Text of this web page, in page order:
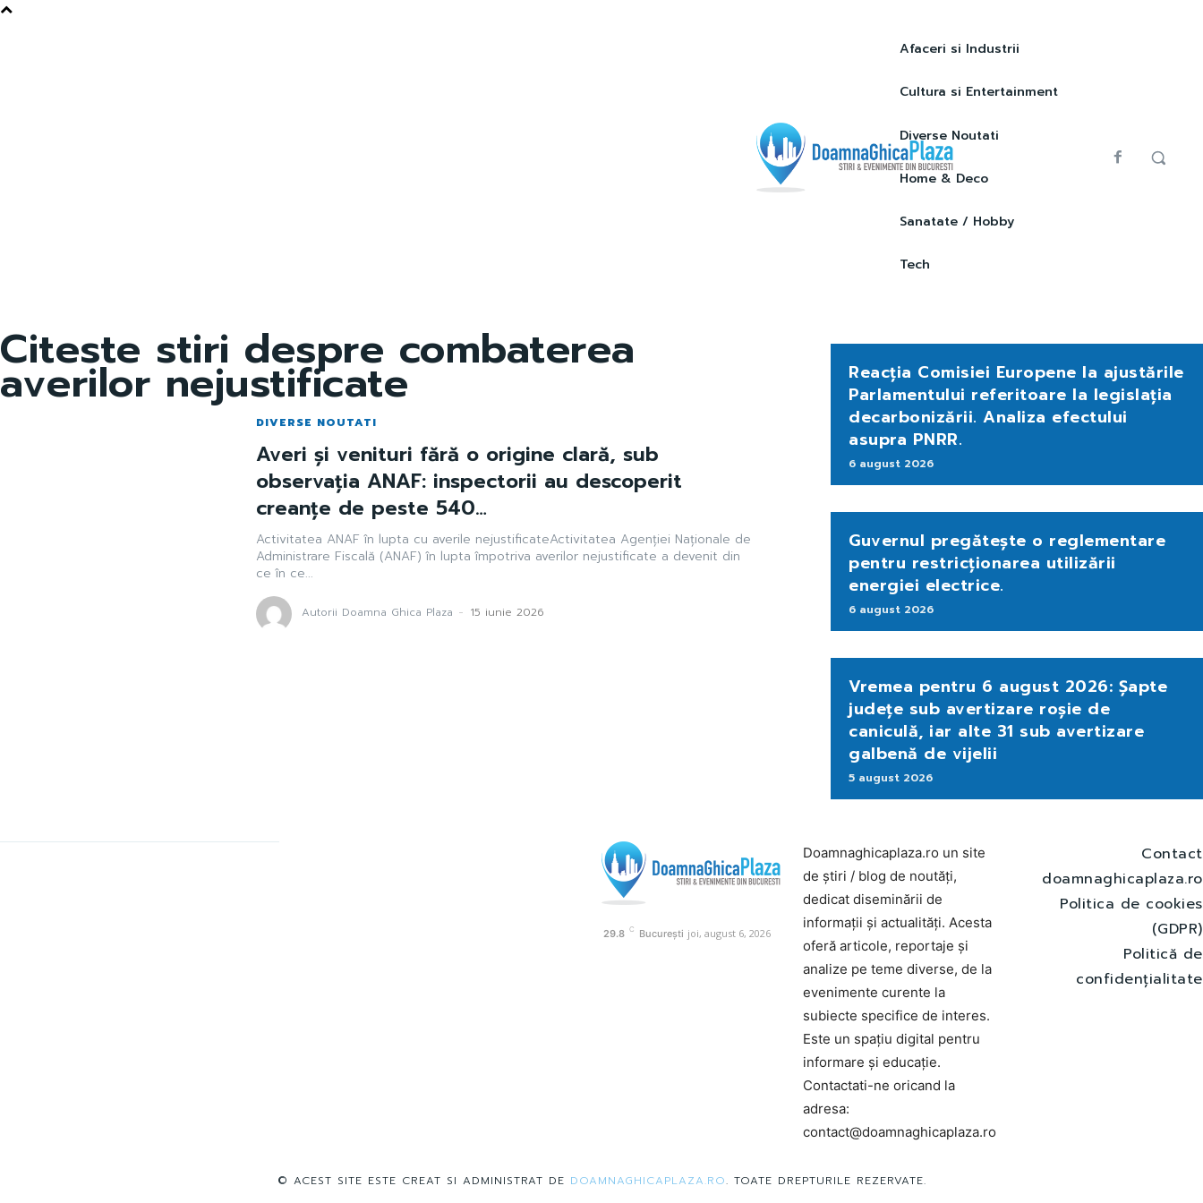
Afaceri si Industrii
Cultura si Entertainment
Diverse Noutati
Home & Deco
Sanatate / Hobby
Tech
Citeste stiri despre combaterea
averilor nejustificate
DIVERSE NOUTATI
Averi și venituri fără o origine clară, sub
observația ANAF: inspectorii au descoperit
creanțe de peste 540…
Activitatea ANAF în lupta cu averile nejustificateActivitatea Agenției Naționale de
Administrare Fiscală (ANAF) în lupta împotriva averilor nejustificate a devenit din
ce în ce...
Autorii Doamna Ghica Plaza - 15 iunie 2026
Reacția Comisiei Europene la ajustările
Parlamentului referitoare la legislația
decarbonizării. Analiza efectului
asupra PNRR.
6 august 2026
Guvernul pregătește o reglementare
pentru restricționarea utilizării
energiei electrice.
6 august 2026
Vremea pentru 6 august 2026: Șapte
județe sub avertizare roșie de
caniculă, iar alte 31 sub avertizare
galbenă de vijelii
5 august 2026
29.8 C București joi, august 6, 2026
Doamnaghicaplaza.ro un site
de știri / blog de noutăți,
dedicat diseminării de
informații și actualități. Acesta
oferă articole, reportaje și
analize pe teme diverse, de la
evenimente curente la
subiecte specifice de interes.
Este un spațiu digital pentru
informare și educație.
Contactati-ne oricand la
adresa:
contact@doamnaghicaplaza.ro
Contact
doamnaghicaplaza.ro
Politica de cookies
(GDPR)
Politică de
confidențialitate
© ACEST SITE ESTE CREAT SI ADMINISTRAT DE DOAMNAGHICAPLAZA.RO. TOATE DREPTURILE REZERVATE.